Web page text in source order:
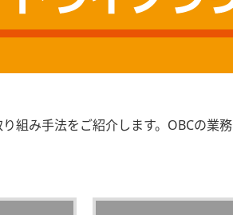
組み手法をご紹介します。OBCの業務